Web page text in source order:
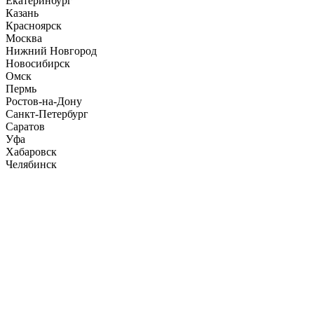
Казань
Красноярск
Москва
Нижний Новгород
Новосибирск
Омск
Пермь
Ростов-на-Дону
Санкт-Петербург
Саратов
Уфа
Хабаровск
Челябинск